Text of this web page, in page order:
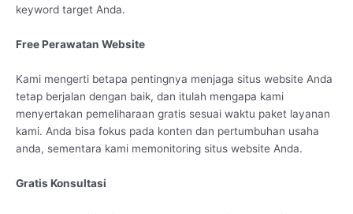
keyword target Anda.
Free Perawatan Website
Kami mengerti betapa pentingnya menjaga situs website Anda
tetap berjalan dengan baik, dan itulah mengapa kami
menyertakan pemeliharaan gratis sesuai waktu paket layanan
kami. Anda bisa fokus pada konten dan pertumbuhan usaha
anda, sementara kami memonitoring situs website Anda.
Gratis Konsultasi